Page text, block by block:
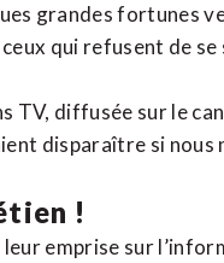
grandes fortunes
qui refusent de
TV, diffusée sur le
disparaître si nous
!
emprise sur